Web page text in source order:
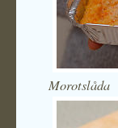
Morotslåda